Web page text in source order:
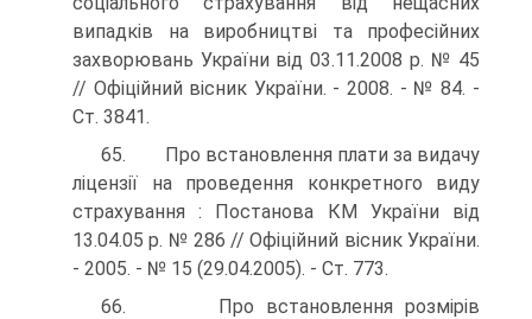
випадків на вироб­ництві та професійних
захворювань України від 03.11.2008 р. № 45
// Офіційний вісник України. - 2008. - № 84. -
Ст. 3841.
65. Про встановлення плати за видачу
ліцензії на проведення конкретного виду
страхування : Постанова КМ України від
13.04.05 р. № 286 // Офіційний вісник України.
- 2005. - № 15 (29.04.2005). - Ст. 773.
66. Про встановлення розмірів